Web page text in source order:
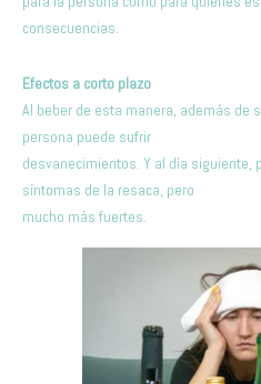
consecuencias.
Efectos a corto plazo
Al beber de esta manera, además de
persona puede sufrir
desvanecimientos. Y al día siguiente,
síntomas de la resaca, pero
mucho más fuertes.